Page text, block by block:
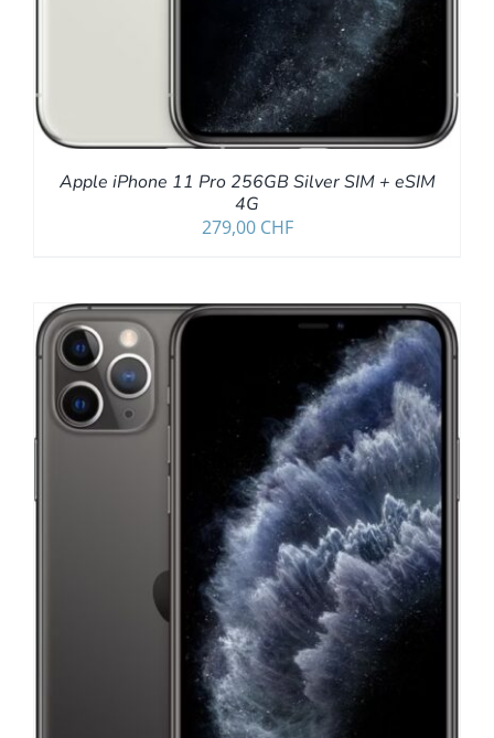
Apple iPhone 11 Pro 256GB Silver SIM + eSIM
4G
279,00 CHF